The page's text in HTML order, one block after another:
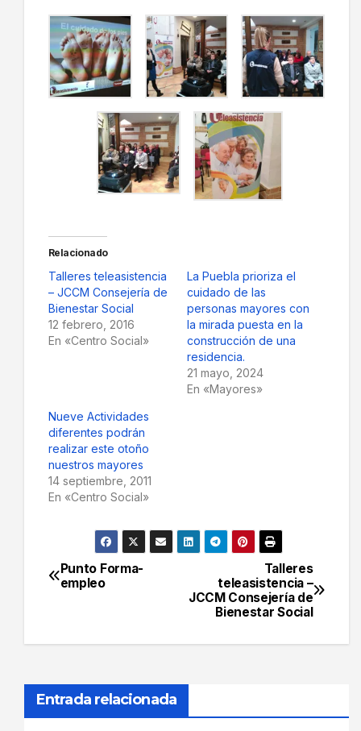
Relacionado
Talleres teleasistencia
– JCCM Consejería de
Bienestar Social
12 febrero, 2016
En «Centro Social»
La Puebla prioriza el
cuidado de las
personas mayores con
la mirada puesta en la
construcción de una
residencia.
21 mayo, 2024
En «Mayores»
Nueve Actividades
diferentes podrán
realizar este otoño
nuestros mayores
14 septiembre, 2011
En «Centro Social»
Navegación
entradas
Talleres
teleasistencia –
JCCM Consejería de
Bienestar Social
Punto Forma-
empleo
Entrada relacionada